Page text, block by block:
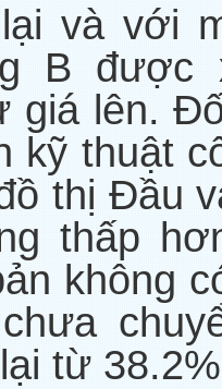
và với
B được
giá lên.
kỹ thuật
thị Đầu
thấp
không
từ